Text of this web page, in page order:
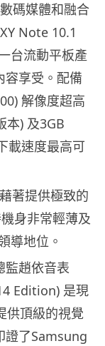
碼媒體和融合
Note 10.1
台流動平板產
容享受。配備
解像度超高
本) 及3GB
載速度最高可
著提供極致的
身非常輕薄及
導地位。
監趙依音表
Edition) 是現
供頂級的視覺
證了Samsung